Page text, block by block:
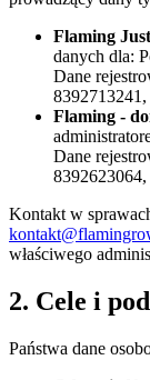
Flaming
danych dla:
Dane
8392713241
Flaming -
Dane
8392623064
Kontakt w
właściwego
2. Cele i
Państwa dane